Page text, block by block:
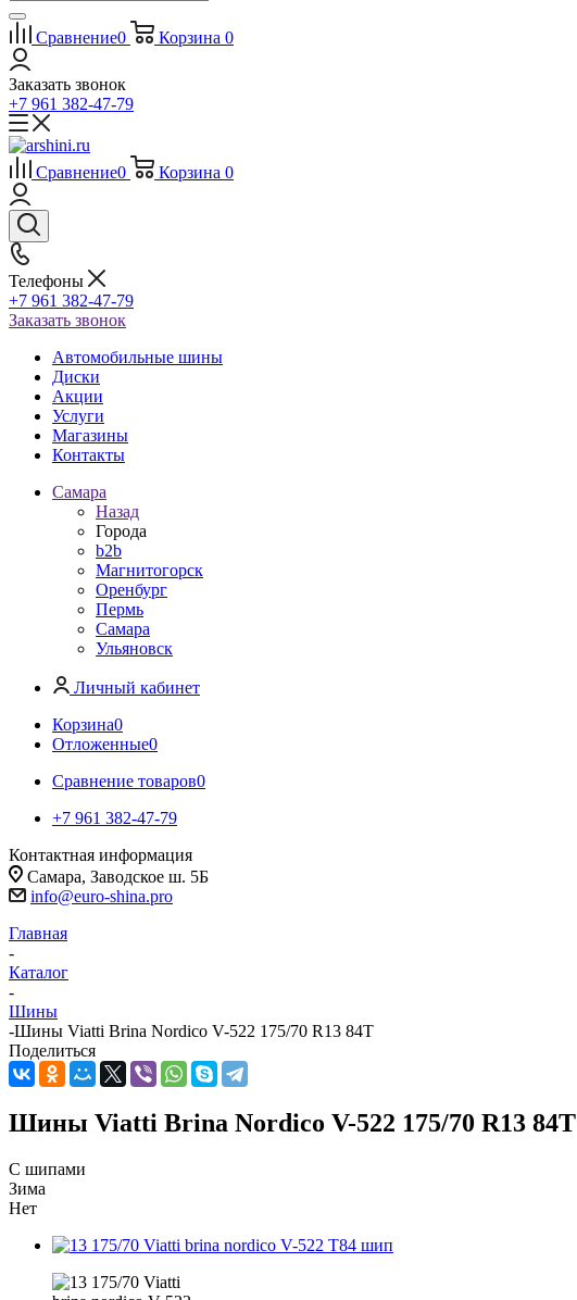
Сравнение0 Корзина 0
Заказать звонок
+7 961 382-47-79
Сравнение0 Корзина 0
Телефоны
+7 961 382-47-79
Заказать звонок
Автомобильные шины
Диски
Акции
Услуги
Магазины
Контакты
Самара
Назад
Города
b2b
Магнитогорск
Оренбург
Пермь
Самара
Ульяновск
Личный кабинет
Корзина0
Отложенные0
Сравнение товаров0
+7 961 382-47-79
Контактная информация
Самара, Заводское ш. 5Б
info@euro-shina.pro
Главная
-
Каталог
-
Шины
-Шины Viatti Brina Nordico V-522 175/70 R13 84T
Поделиться
Шины Viatti Brina Nordico V-522 175/70 R13 84T
С шипами
Зима
Нет